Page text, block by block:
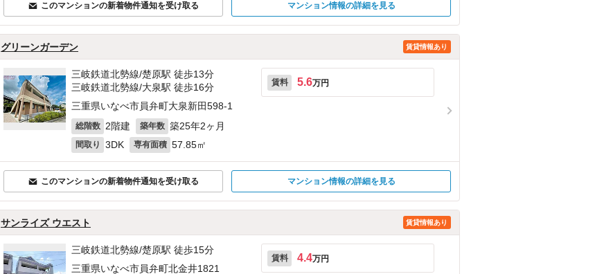
このマンションの新着物件通知を受け取る マンション情報の詳細を見る
グリーンガーデン 賃貸情報あり
三岐鉄道北勢線/楚原駅 徒歩13分
三岐鉄道北勢線/大泉駅 徒歩16分
三重県いなべ市員弁町大泉新田598‐1
総階数 2階建 築年数 築25年2ヶ月
間取り 3DK 専有面積 57.85㎡
賃料 5.6万円
このマンションの新着物件通知を受け取る マンション情報の詳細を見る
サンライズ ウエスト 賃貸情報あり
三岐鉄道北勢線/楚原駅 徒歩15分
三重県いなべ市員弁町北金井1821
賃料 4.4万円